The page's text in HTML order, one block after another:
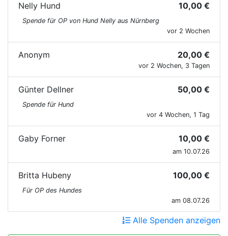
Nelly Hund 10,00 €
Spende für OP von Hund Nelly aus Nürnberg
vor 2 Wochen
Anonym 20,00 €
vor 2 Wochen, 3 Tagen
Günter Dellner 50,00 €
Spende für Hund
vor 4 Wochen, 1 Tag
Gaby Forner 10,00 €
am 10.07.26
Britta Hubeny 100,00 €
Für OP des Hundes
am 08.07.26
Alle Spenden anzeigen